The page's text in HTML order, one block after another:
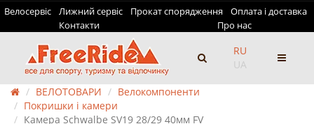
Велосервіс Лижний сервіс Прокат спорядження
Оплата і доставка
Контакти
Про нас
RU
UA
ВЕЛОТОВАРИ
Велокомпоненти
Покришки і камери
Камера Schwalbe SV19 28/29 40мм FV